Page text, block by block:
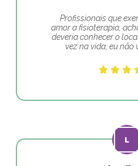
Profissionais que
amor a fisioterapia,
deveria conhecer o
vez na vida, eu não